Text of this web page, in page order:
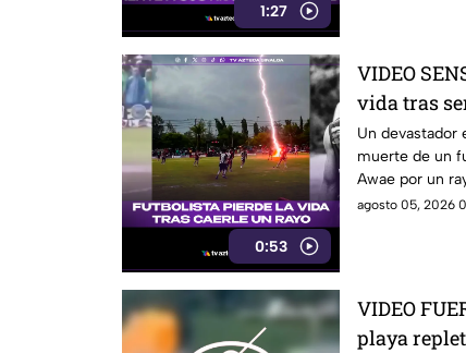
1:27
0:53
VIDEO
vida tras
pleno
Un devastador
muerte de un
Awae por un
agosto 05, 2026
VIDEO
playa